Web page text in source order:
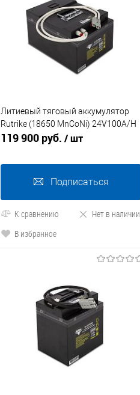
Литиевый тяговый аккумулятор
Rutrike (18650 MnCoNi) 24V100A/H
119 900 руб. / шт
Подписаться
К сравнению
Нет в наличии
В избранное